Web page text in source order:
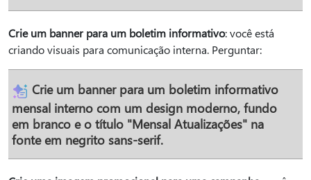
Crie um banner para um boletim informativo: você está
criando visuais para comunicação interna. Perguntar:
Crie um banner para um boletim informativo
mensal interno com um design moderno, fundo
em branco e o título "Mensal Atualizações" na
fonte em negrito sans-serif.